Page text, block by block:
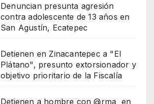
Denuncian presunta agresión
contra adolescente de 13 años en
San Agustín, Ecatepec
Detienen en Zinacantepec a "El
Plátano", presunto extorsionador y
objetivo prioritario de la Fiscalía
Detienen a hombre con @rma en